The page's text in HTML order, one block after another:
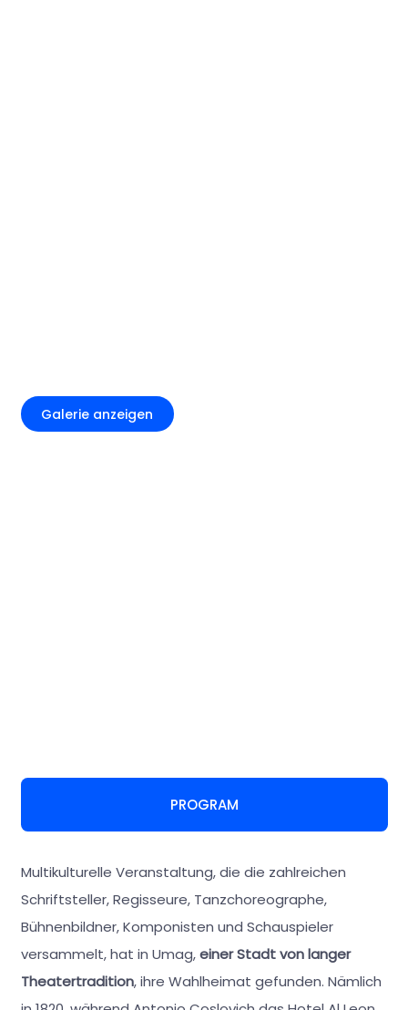
Galerie anzeigen
PROGRAM
Multikulturelle Veranstaltung, die die zahlreichen
Schriftsteller, Regisseure, Tanzchoreographe,
Bühnenbildner, Komponisten und Schauspieler
versammelt, hat in Umag,einer Stadt von langer
Theatertradition, ihre Wahlheimat gefunden. Nämlich